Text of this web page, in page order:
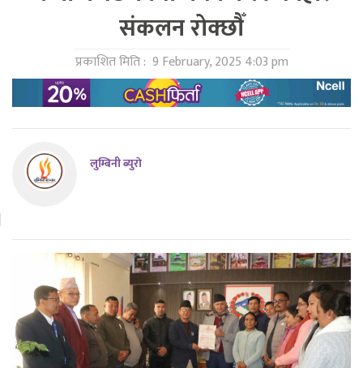
संकलन रोक्छाैँ
प्रकाशित मिति : 9 February, 2025 4:03 pm
लुम्बिनी ब्युराे